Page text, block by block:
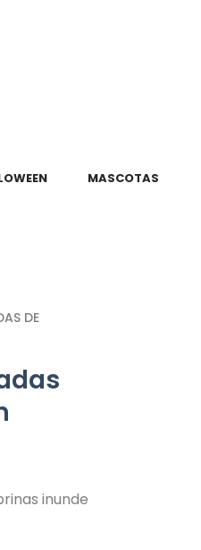
MASCOTAS
DE
inunde